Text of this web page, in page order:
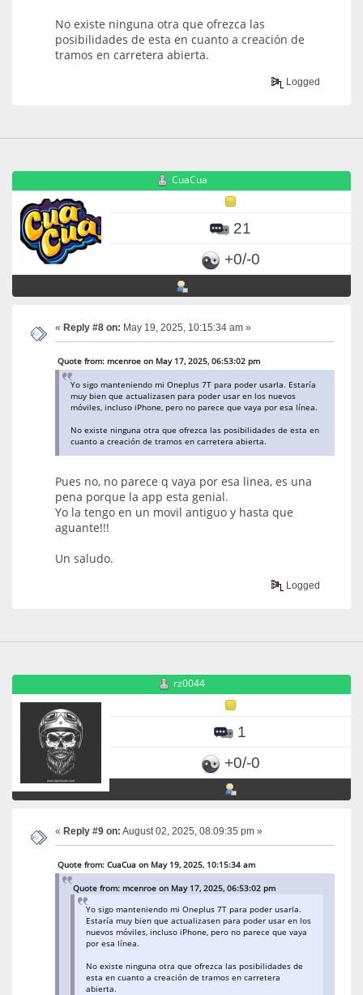
No existe ninguna otra que ofrezca las
posibilidades de esta en cuanto a creación de
tramos en carretera abierta.
Logged
CuaCua
21
+0/-0
« Reply #8 on: May 19, 2025, 10:15:34 am »
Quote from: mcenroe on May 17, 2025, 06:53:02 pm
Yo sigo manteniendo mi Oneplus 7T para poder usarla. Estaría
muy bien que actualizasen para poder usar en los nuevos
móviles, incluso iPhone, pero no parece que vaya por esa línea.
No existe ninguna otra que ofrezca las posibilidades de esta en
cuanto a creación de tramos en carretera abierta.
Pues no, no parece q vaya por esa linea, es una
pena porque la app esta genial.
Yo la tengo en un movil antiguo y hasta que
aguante!!!
Un saludo.
Logged
rz0044
1
+0/-0
« Reply #9 on: August 02, 2025, 08:09:35 pm »
Quote from: CuaCua on May 19, 2025, 10:15:34 am
Quote from: mcenroe on May 17, 2025, 06:53:02 pm
Yo sigo manteniendo mi Oneplus 7T para poder usarla.
Estaría muy bien que actualizasen para poder usar en los
nuevos móviles, incluso iPhone, pero no parece que vaya
por esa línea.
No existe ninguna otra que ofrezca las posibilidades de
esta en cuanto a creación de tramos en carretera
abierta.